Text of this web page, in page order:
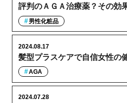
評判のＡＧＡ治療薬？その効
男性化粧品
髪型プラスケアで自信女性の
2024.08.17
AGA
2024.07.28